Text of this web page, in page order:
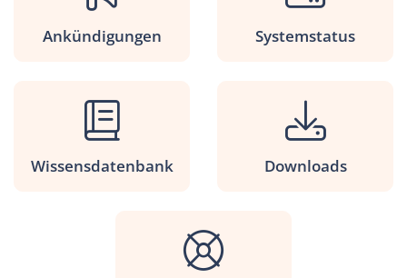
Ankündigungen Systemstatus
Wissensdatenbank Downloads